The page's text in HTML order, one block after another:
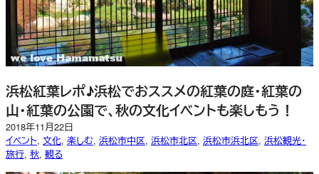
浜松紅葉レポ♪浜松でおススメの紅葉の庭・紅葉の
山・紅葉の公園で、秋の文化イベントも楽しもう！
2018年11月22日
イベント, 文化, 楽しむ, 浜松市中区, 浜松市北区, 浜松市浜北区, 浜松観光・
旅行, 秋, 観る